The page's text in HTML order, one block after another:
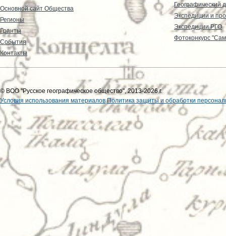
Основной сайт Общества
Регионы
Гранты
События
Контакты
Географический
Экспедиции и
Экспедиции РГО
Фотоконкурс
© ВОО "Русское географическое общество", 2013-2026 г.
Условия использования материалов Политика защиты и обработки